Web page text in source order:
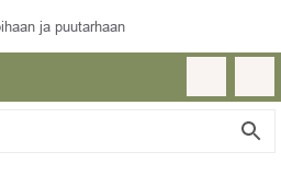
ja puutarhaan